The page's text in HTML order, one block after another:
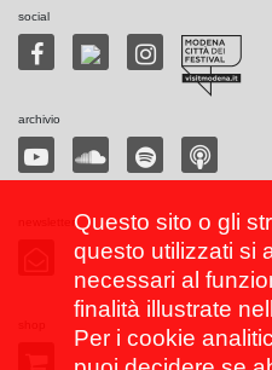
social
archivio
newsletterQuesto sito o gli
questo utilizzati si
necessari al
finalità illustrate
Per i cookie